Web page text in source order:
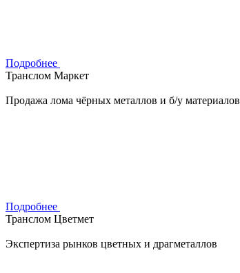
Подробнее
Транслом Маркет
Продажа лома чёрных металлов и б/у материалов
Подробнее
Транслом Цветмет
Экспертиза рынков цветных и драгметаллов